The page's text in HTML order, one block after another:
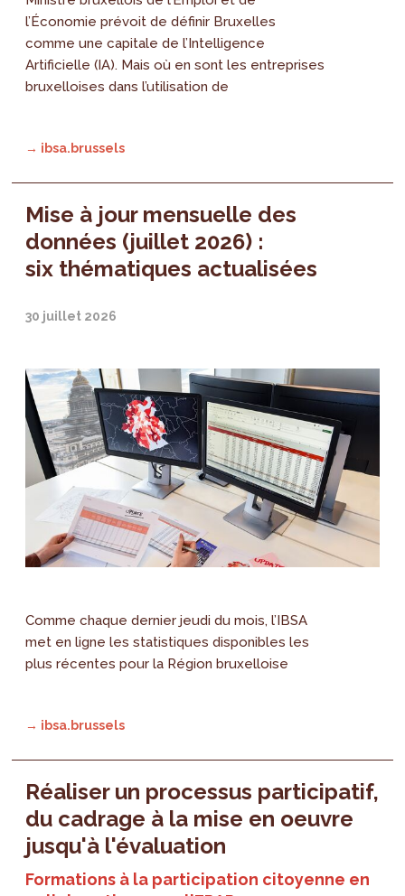
l’Économie prévoit de définir Bruxelles
comme une capitale de l’Intelligence
Artificielle (IA). Mais où en sont les entreprises
bruxelloises dans l’utilisation de
→ ibsa.brussels
Mise à jour mensuelle des
données (juillet 2026) :
six thématiques actualisées
30 juillet 2026
Comme chaque dernier jeudi du mois, l’IBSA
met en ligne les statistiques disponibles les
plus récentes pour la Région bruxelloise
→ ibsa.brussels
Réaliser un processus participatif,
du cadrage à la mise en oeuvre
jusqu'à l'évaluation
Formations à la participation citoyenne en